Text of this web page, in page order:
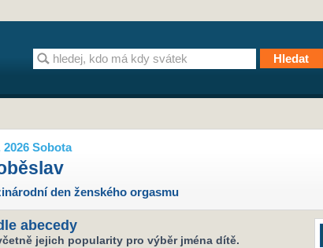
2026 Sobota
den ženského orgasmu
abecedy
jejich popularity pro výběr jména dítě.